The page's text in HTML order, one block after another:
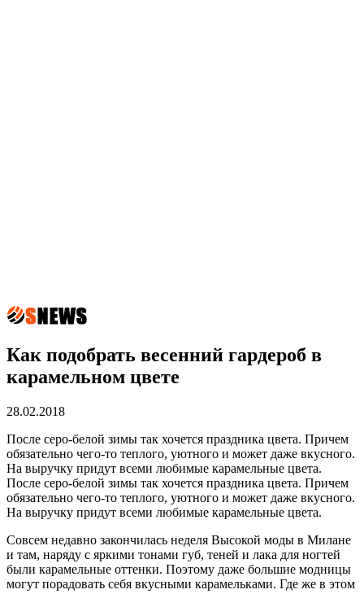
Как подобрать весенний гардероб в
карамельном цвете
28.02.2018
После серо-белой зимы так хочется праздника цвета. Причем
обязательно чего-то теплого, уютного и может даже вкусного.
На выручку придут всеми любимые карамельные цвета.
После серо-белой зимы так хочется праздника цвета. Причем
обязательно чего-то теплого, уютного и может даже вкусного.
На выручку придут всеми любимые карамельные цвета.
Совсем недавно закончилась неделя Высокой моды в Милане
и там, наряду с яркими тонами губ, теней и лака для ногтей
были карамельные оттенки. Поэтому даже большие модницы
могут порадовать себя вкусными карамельками. Где же в этом